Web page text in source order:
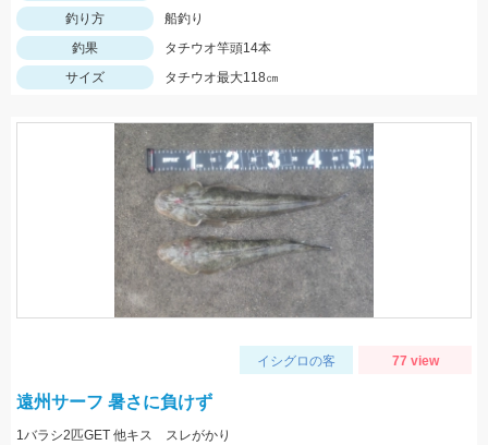
釣り方
船釣り
釣果
タチウオ竿頭14本
サイズ
タチウオ最大118㎝
イシグロの客 77 view
遠州サーフ 暑さに負けず
1バラシ2匹GET 他キス スレがかり